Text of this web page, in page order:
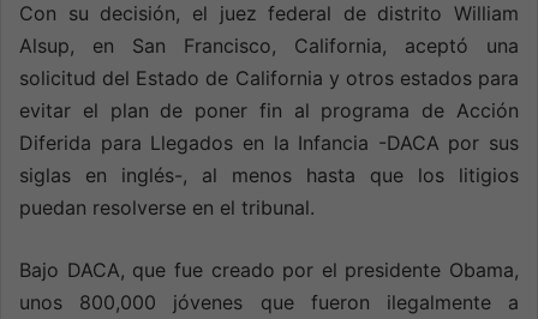
Con su decisión, el juez federal de distrito William
Alsup, en San Francisco, California, aceptó una
solicitud del Estado de California y otros estados para
evitar el plan de poner fin al programa de Acción
Diferida para Llegados en la Infancia -DACA por sus
siglas en inglés-, al menos hasta que los litigios
puedan resolverse en el tribunal.
Bajo DACA, que fue creado por el presidente Obama,
unos 800,000 jóvenes que fueron ilegalmente a